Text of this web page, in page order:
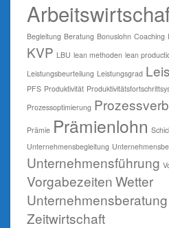
Begleitung Beratung Bonuslohn Coaching
KVP LBU lean methoden lean
Leistungsbeurteilung Leistungsgrad
PFS Produktivität
Prozessoptimierung
Prämie Prämienlohn
Unternehmensbegleitung
Unternehmensführung
VorgabezeitenWetter
Unternehmensberatung
Zeitwirtschaft